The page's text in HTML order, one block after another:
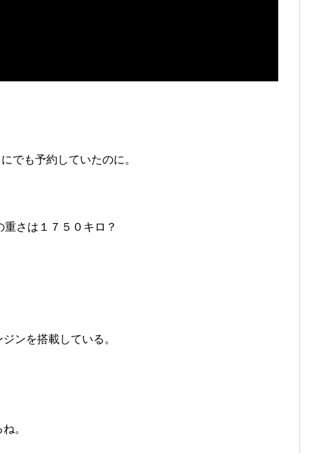
でも予約していたのに。
さは１７５０キロ？
ンを搭載している。
。